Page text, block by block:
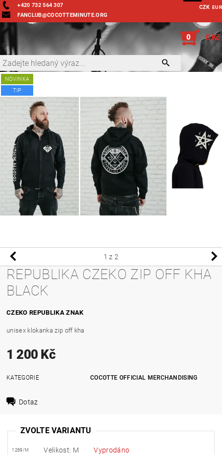
+420 732 564 307
FANCLUB@COCOTTEMINUTE.ORG
CZK EUR
0 0 Kč
NOVINKA
TIP
1 z 2
REPUBLIKA CZEKO ZIP OFF KHA
BLACK
CZEKO REPUBLIKA ZNAK
unisex klokanka zip off kha
1 200 Kč
KATEGORIE COCOTTE OFFICIAL MERCHANDISING
Dotaz
ZVOLTE VARIANTU
1269/M Velikost: M Vyprodáno